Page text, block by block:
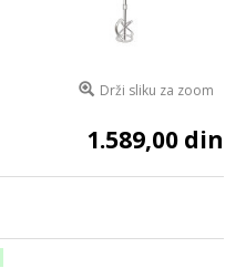
Drži sliku za zoom
1.589,00 din